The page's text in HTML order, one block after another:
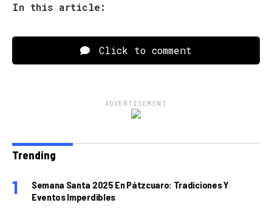
In this article:
Click to comment
ADVERTISEMENT
Trending
Semana Santa 2025 En Pátzcuaro: Tradiciones Y
Eventos Imperdibles